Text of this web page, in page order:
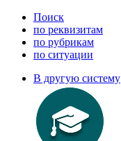
Поиск
по реквизитам
по рубрикам
по ситуации
В другую систему